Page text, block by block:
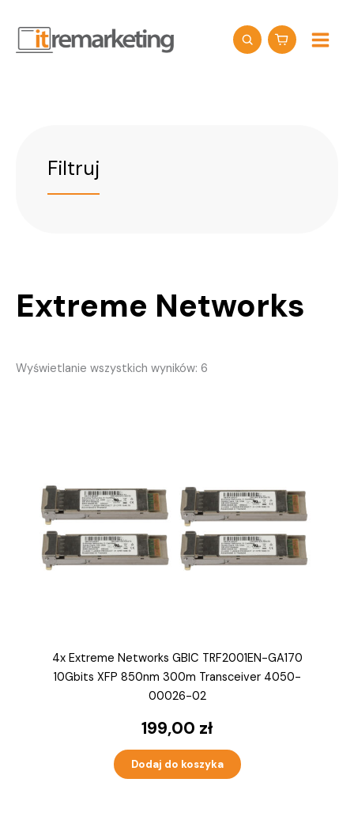
treści
Filtruj
Extreme Networks
Wyświetlanie wszystkich wyników: 6
4x Extreme Networks GBIC TRF2001EN-GA170
10Gbits XFP 850nm 300m Transceiver 4050-
00026-02
199,00 zł
Dodaj do koszyka